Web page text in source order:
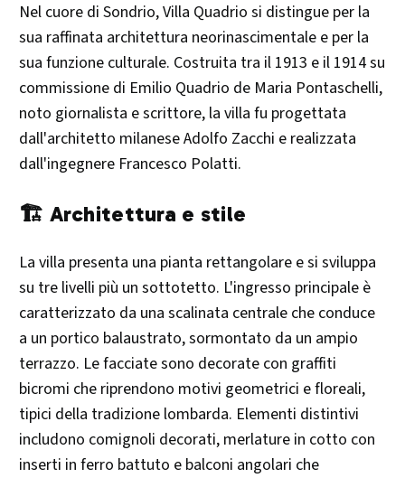
Nel cuore di Sondrio, Villa Quadrio si distingue per la
sua raffinata architettura neorinascimentale e per la
sua funzione culturale. Costruita tra il 1913 e il 1914 su
commissione di Emilio Quadrio de Maria Pontaschelli,
noto giornalista e scrittore, la villa fu progettata
dall'architetto milanese Adolfo Zacchi e realizzata
dall'ingegnere Francesco Polatti. ​
🏗️ Architettura e stile
La villa presenta una pianta rettangolare e si sviluppa
su tre livelli più un sottotetto. L'ingresso principale è
caratterizzato da una scalinata centrale che conduce
a un portico balaustrato, sormontato da un ampio
terrazzo. Le facciate sono decorate con graffiti
bicromi che riprendono motivi geometrici e floreali,
tipici della tradizione lombarda. Elementi distintivi
includono comignoli decorati, merlature in cotto con
inserti in ferro battuto e balconi angolari che